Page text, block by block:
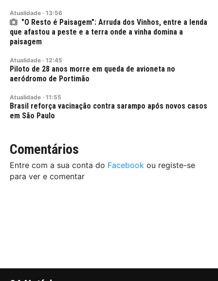
Atualidade · 13:56
"O Resto é Paisagem": Arruda dos Vinhos, entre a lenda
que afastou a peste e a terra onde a vinha domina a
paisagem
Atualidade · 12:45
Piloto de 28 anos morre em queda de avioneta no
aeródromo de Portimão
Atualidade · 11:55
Brasil reforça vacinação contra sarampo após novos casos
em São Paulo
Comentários
Entre com a sua conta do Facebook ou registe-se
para ver e comentar